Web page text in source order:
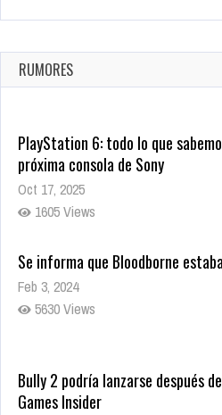
La configuración de Call of Duty
Ago 8, 2021
10003 Views
RUMORES
PlayStation 6: todo lo que
próxima consola de Sony
Oct 17, 2025
1605 Views
Se informa que Bloodborne
Feb 3, 2024
5630 Views
Bully 2 podría lanzarse después
Games Insider